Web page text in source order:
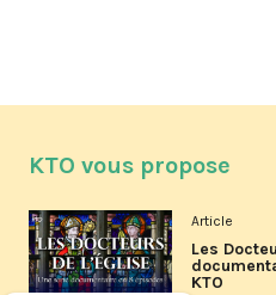
KTO vous propose
Article
Les
KTO